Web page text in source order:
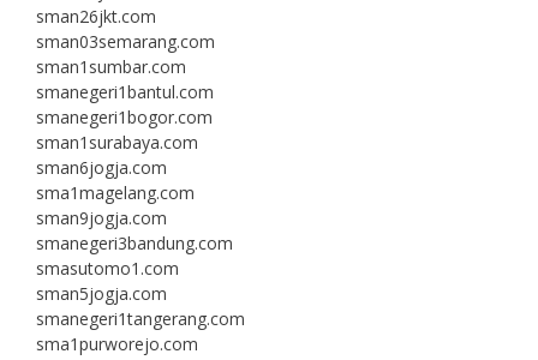
sman26jkt.com
sman03semarang.com
sman1sumbar.com
smanegeri1bantul.com
smanegeri1bogor.com
sman1surabaya.com
sman6jogja.com
sma1magelang.com
sman9jogja.com
smanegeri3bandung.com
smasutomo1.com
sman5jogja.com
smanegeri1tangerang.com
sma1purworejo.com